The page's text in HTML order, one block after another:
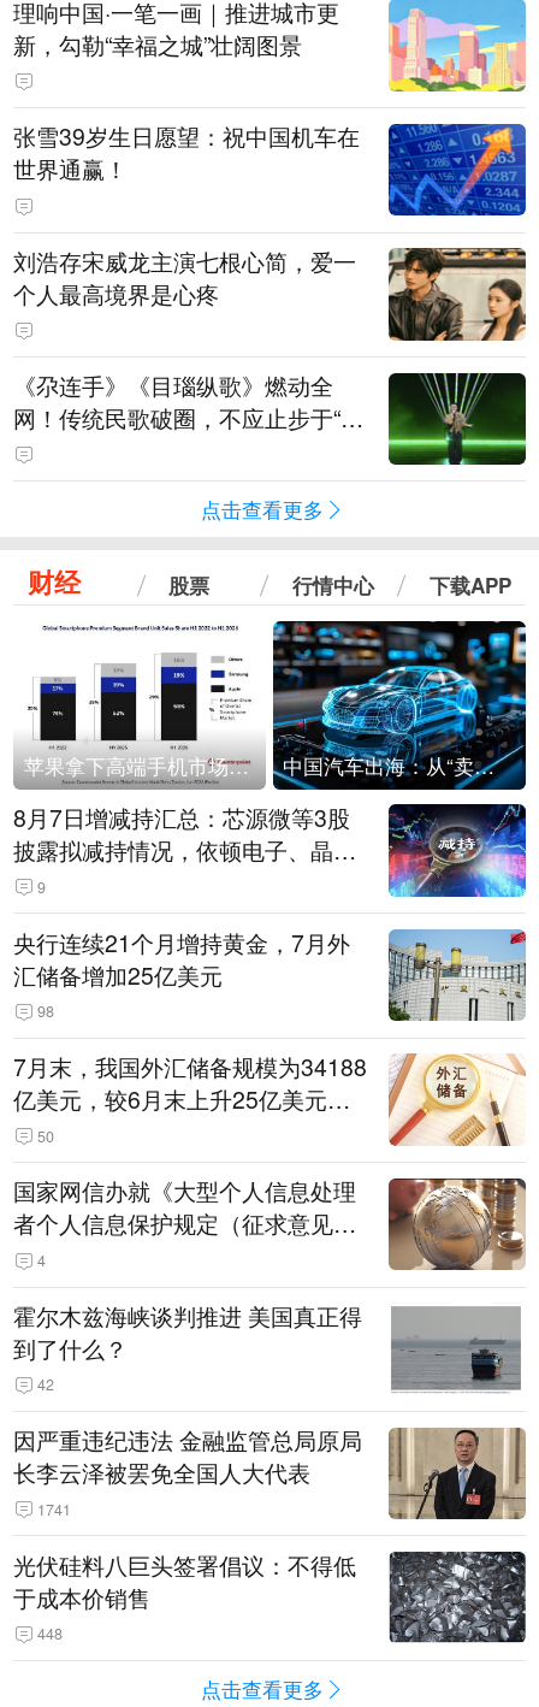
理响中国·一笔一画｜推进城市更
新，勾勒“幸福之城”壮阔图景
张雪39岁生日愿望：祝中国机车在
世界通赢！
刘浩存宋威龙主演七根心简，爱一
个人最高境界是心疼
《尕连手》《目瑙纵歌》燃动全
网！传统民歌破圈，不应止步于“上
头”
点击查看更多
财经 股票 行情中心 下载APP
苹果拿下高端手机市场65%的份额：iPhone 17系列功不可没 中国汽车出海：从“卖出去”到“走进去”
8月7日增减持汇总：芯源微等3股
披露拟减持情况，依顿电子、晶华
微拟增持（表）
9
央行连续21个月增持黄金，7月外
汇储备增加25亿美元
98
7月末，我国外汇储备规模为34188
亿美元，较6月末上升25亿美元，
升幅为0.07%
50
国家网信办就《大型个人信息处理
者个人信息保护规定（征求意见
稿）》公开征求意见
4
霍尔木兹海峡谈判推进 美国真正得
到了什么？
42
因严重违纪违法 金融监管总局原局
长李云泽被罢免全国人大代表
1741
光伏硅料八巨头签署倡议：不得低
于成本价销售
448
点击查看更多